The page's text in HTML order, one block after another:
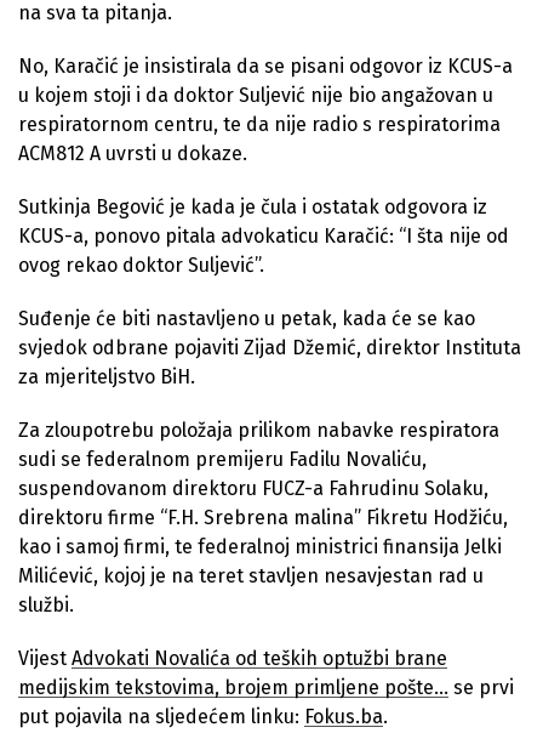
na sva ta pitanja.
No, Karačić je insistirala da se pisani odgovor iz KCUS-a
u kojem stoji i da doktor Suljević nije bio angažovan u
respiratornom centru, te da nije radio s respiratorima
ACM812 A uvrsti u dokaze.
Sutkinja Begović je kada je čula i ostatak odgovora iz
KCUS-a, ponovo pitala advokaticu Karačić: “I šta nije od
ovog rekao doktor Suljević”.
Suđenje će biti nastavljeno u petak, kada će se kao
svjedok odbrane pojaviti Zijad Džemić, direktor Instituta
za mjeriteljstvo BiH.
Za zloupotrebu položaja prilikom nabavke respiratora
sudi se federalnom premijeru Fadilu Novaliću,
suspendovanom direktoru FUCZ-a Fahrudinu Solaku,
direktoru firme “F.H. Srebrena malina” Fikretu Hodžiću,
kao i samoj firmi, te federalnoj ministrici finansija Jelki
Milićević, kojoj je na teret stavljen nesavjestan rad u
službi.
Vijest Advokati Novalića od teških optužbi brane
medijskim tekstovima, brojem primljene pošte… se prvi
put pojavila na sljedećem linku: Fokus.ba.